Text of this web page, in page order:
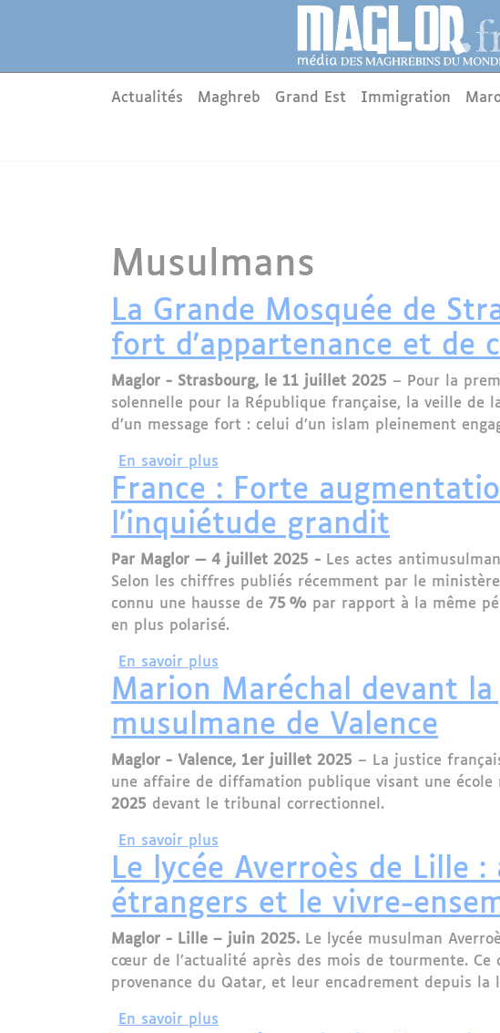
Main menu
Actualités Maghreb Grand Est Immigration
Musulmans
La Grande Mosquée de
fort d'appartenance et de
Maglor - Strasbourg, le 11 juillet 2025 – Pour la
solennelle pour la République française, la veille de
d’un message fort : celui d’un islam pleinement
En savoir plus
France : Forte
l’inquiétude grandit
Par Maglor — 4 juillet 2025 - Les actes
Selon les chiffres publiés récemment par le
connu une hausse de 75 % par rapport à la même
en plus polarisé.
En savoir plus
Marion Maréchal devant
musulmane de Valence
Maglor - Valence, 1er juillet 2025 – La justice
une affaire de diffamation publique visant une école
2025 devant le tribunal correctionnel.
En savoir plus
Le lycée Averroès de Lille
étrangers et le vivre-
Maglor - Lille – juin 2025. Le lycée musulman
cœur de l’actualité après des mois de tourmente.
provenance du Qatar, et leur encadrement depuis
En savoir plus